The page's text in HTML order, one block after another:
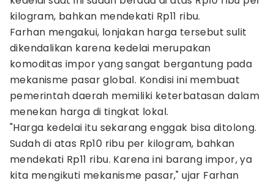
kilogram, bahkan mendekati Rp11 ribu.
Farhan mengakui, lonjakan harga tersebut sulit
dikendalikan karena kedelai merupakan
komoditas impor yang sangat bergantung pada
mekanisme pasar global. Kondisi ini membuat
pemerintah daerah memiliki keterbatasan dalam
menekan harga di tingkat lokal.
"Harga kedelai itu sekarang enggak bisa ditolong.
Sudah di atas Rp10 ribu per kilogram, bahkan
mendekati Rp11 ribu. Karena ini barang impor, ya
kita mengikuti mekanisme pasar," ujar Farhan